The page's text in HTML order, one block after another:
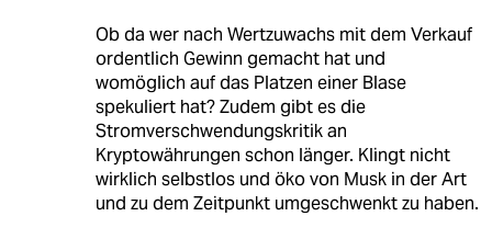
Ob da wer nach Wertzuwachs mit dem Verkauf
ordentlich Gewinn gemacht hat und
womöglich auf das Platzen einer Blase
spekuliert hat? Zudem gibt es die
Stromverschwendungskritik an
Kryptowährungen schon länger. Klingt nicht
wirklich selbstlos und öko von Musk in der Art
und zu dem Zeitpunkt umgeschwenkt zu haben.